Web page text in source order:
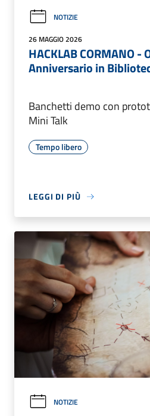
NOTIZIE
26 MAGGIO 2026
HACKLAB CORMANO -
Anniversario in
Banchetti demo con
Mini Talk
Tempo libero
LEGGI DI PIÙ
NOTIZIE